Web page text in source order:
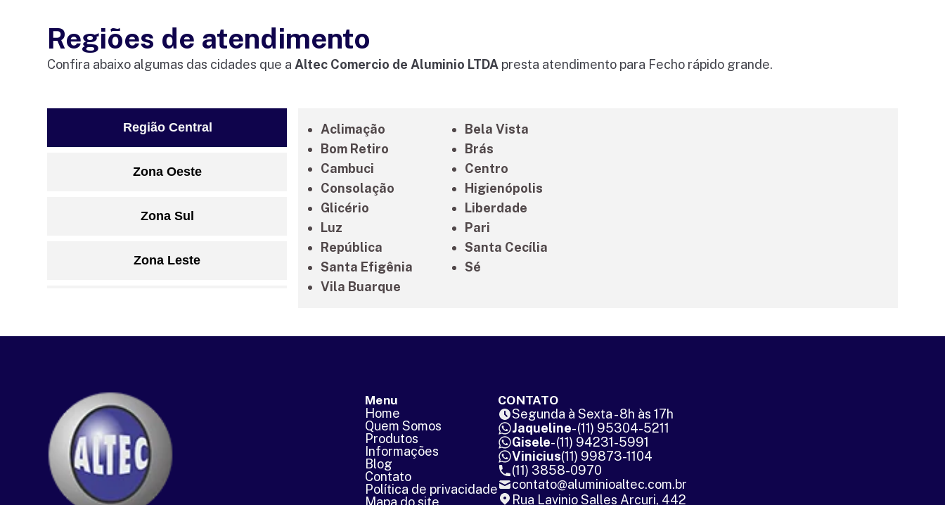
Regiões de atendimento
Confira abaixo algumas das cidades que aAltec Comercio de Aluminio LTDA presta atendimento para Fecho rápido grande.
Região Central
Zona Oeste
Zona Sul
Zona Leste
Aclimação
Bela Vista
Bom Retiro
Brás
Cambuci
Centro
Consolação
Higienópolis
Glicério
Liberdade
Luz
Pari
República
Santa Cecília
Santa Efigênia
Sé
Vila Buarque
Menu
Home
Quem Somos
Produtos
Informações
Blog
Contato
Política de privacidade
CONTATO
Segunda à Sexta - 8h às 17h
Jaqueline- (11) 95304-5211
Gisele- (11) 94231-5991
Vinicius(11) 99873-1104
(11) 3858-0970
contato@aluminioaltec.com.br
Rua Lavinio Salles Arcuri, 442